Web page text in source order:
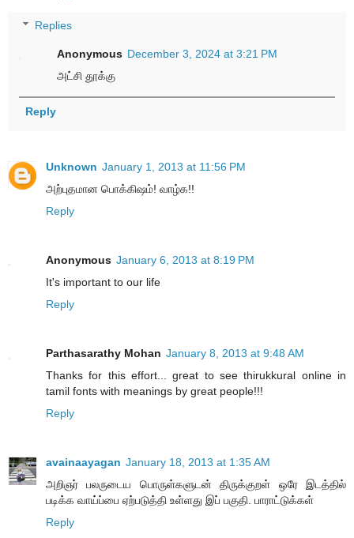
Replies
Anonymous December 3, 2024 at 3:21 PM
அட்சி தூக்கு
Reply
Unknown January 1, 2013 at 11:56 PM
அற்புதமான பொக்கிஷம்! வாழ்க!!
Reply
Anonymous January 6, 2013 at 8:19 PM
It's important to our life
Reply
Parthasarathy Mohan January 8, 2013 at 9:48 AM
Thanks for this effort... great to see thirukkural online in
tamil fonts with meanings by great people!!!
Reply
avainaayagan January 18, 2013 at 1:35 AM
அறிஞர் பலருடைய பொருள்களுடன் திருக்குறள் ஒரே இடத்தில்
படிக்க வாய்ப்பை ஏற்படுத்தி உள்ளது இப் பகுதி. பாராட்டுக்கள்
Reply